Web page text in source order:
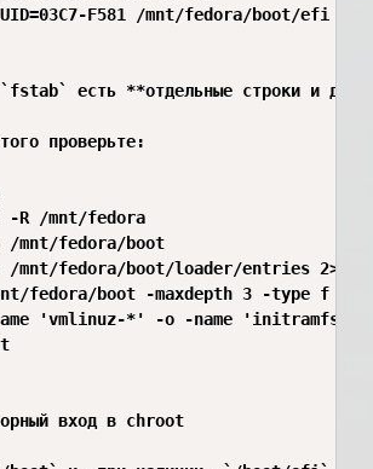
F581 /mnt/fedora/boot/efi
есть **отдельные строки и
проверьте:
-R /mnt/fedora
mnt/fedora/boot
mnt/fedora/boot/loader/entries 2>/
fedora/boot -maxdepth 3 -type f \
'vmlinuz-*' -o -name 'initramfs-
вход в chroot